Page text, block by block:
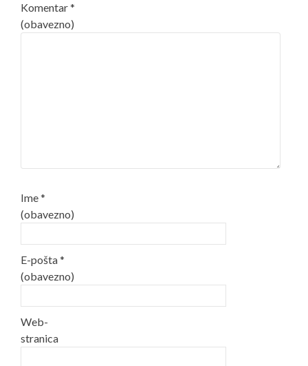
Komentar*
(obavezno)
Ime*
(obavezno)
E-pošta*
(obavezno)
Web-
stranica